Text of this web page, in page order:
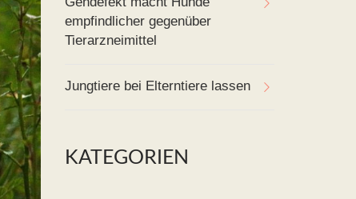
empfindlicher gegenüber
Tierarzneimittel
Jungtiere bei Elterntiere lassen
KATEGORIEN